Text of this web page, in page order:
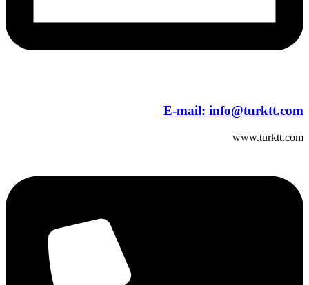
E-mail: info@turktt.com
www.turktt.com